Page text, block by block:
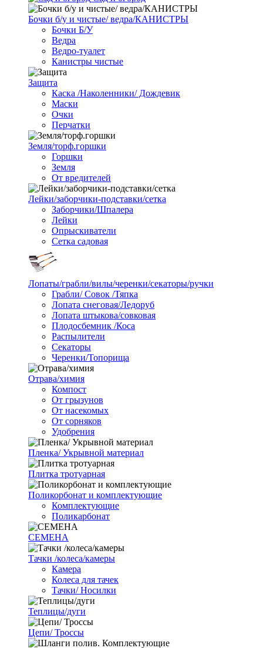
Бочки б/у и чистые/ ведра/КАНИСТРЫ
Бочки Б/У
Ведра
Ведро-туалет
Канистры чистые
Защита
Каска /Наколенники/ Дождевик
Маски
Очки
Перчатки
Земля/торф.горшки
Горшки
Земля
От вредителей
Лейки/заборчики-подставки/сетка
Заборчики/Шпалера
Лейки
Опрыскиватели
Сетка садовая
Лопаты/грабли/вилы/черенки/секаторы/ручки
Грабли/ Совок /Тяпка
Лопата снеговая/Ледоруб
Лопата штыкова/совковая
Плодосбемник /Коса
Распылители
Секаторы
Черенки/Топорища
Отрава/химия
Компост
От грызунов
От насекомых
От сорняков
Удобрения
Пленка/ Укрывной материал
Плитка тротуарная
Поликорбонат и комплектующие
Комплектующие
Поликарбонат
СЕМЕНА
Тачки /колеса/камеры
Камера
Колеса для тачек
Тачки/ Носилки
Теплицы/дуги
Цепи/ Троссы